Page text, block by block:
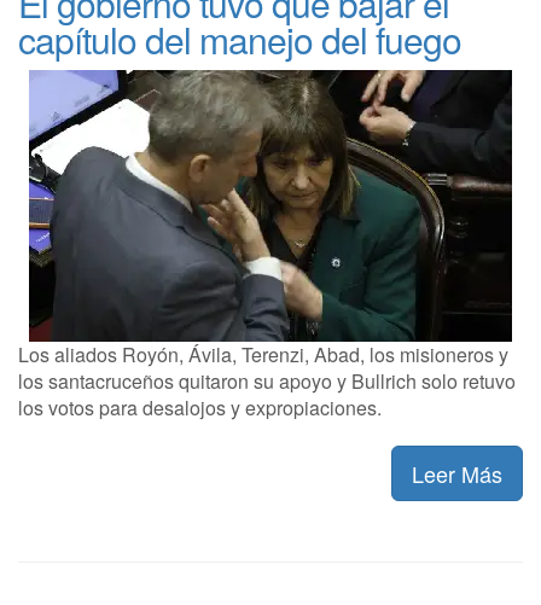
capítulo del manejo del fuego
Los aliados Royón, Ávila, Terenzi, Abad, los misioneros y
los santacruceños quitaron su apoyo y Bullrich solo retuvo
los votos para desalojos y expropiaciones.
Leer Más